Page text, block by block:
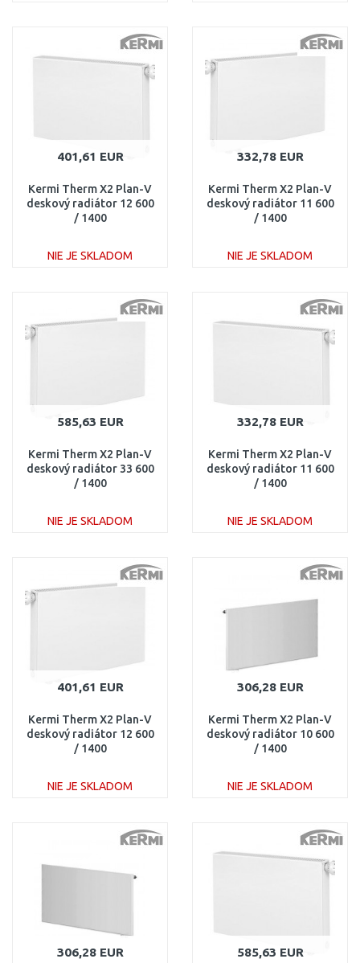
Porovnať
401,61 EUR
Kermi Therm X2 Plan-V
deskový radiátor 12 600
/ 1400
NIE JE SKLADOM
Porovnať
332,78 EUR
Kermi Therm X2 Plan-V
deskový radiátor 11 600
/ 1400
NIE JE SKLADOM
585,63 EUR
Kermi Therm X2 Plan-V
deskový radiátor 33 600
/ 1400
NIE JE SKLADOM
Porovnať
332,78 EUR
Kermi Therm X2 Plan-V
deskový radiátor 11 600
/ 1400
NIE JE SKLADOM
401,61 EUR
Kermi Therm X2 Plan-V
deskový radiátor 12 600
/ 1400
NIE JE SKLADOM
306,28 EUR
Kermi Therm X2 Plan-V
deskový radiátor 10 600
/ 1400
NIE JE SKLADOM
306,28 EUR 585,63 EUR